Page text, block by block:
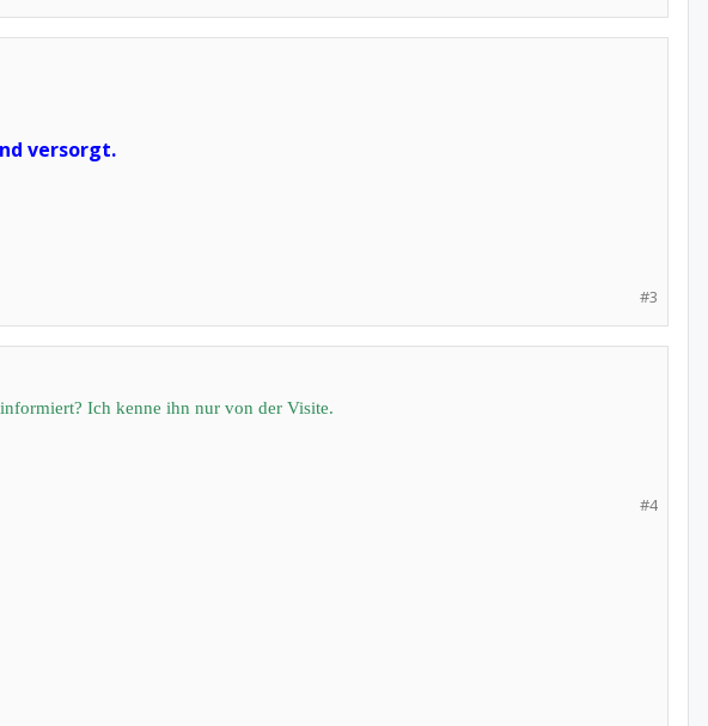
versorgt.
#3
Ich kenne ihn nur von der Visite.
#4